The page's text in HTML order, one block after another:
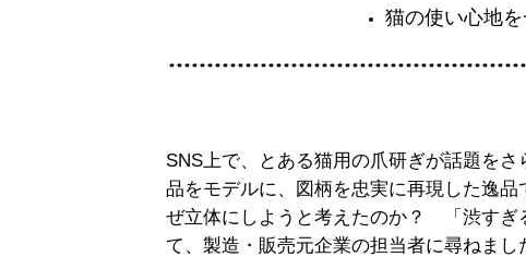
猫の使い心地
SNS上で、とある猫用の爪研ぎが話題を
品をモデルに、図柄を忠実に再現した逸
ぜ立体にしようと考えたのか？ 「渋すぎ
て、製造・販売元企業の担当者に尋ねまし